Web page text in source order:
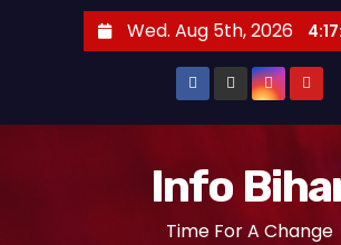
Wed. Aug 5th, 2026
Info
Time For A Change